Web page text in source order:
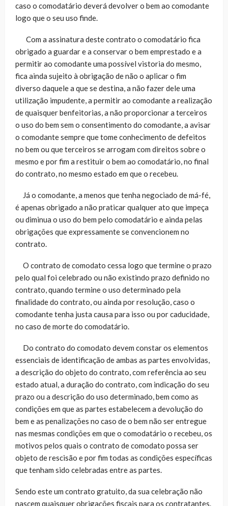
caso o comodatário deverá devolver o bem ao comodante
logo que o seu uso finde.
Com a assinatura deste contrato o comodatário fica
obrigado a guardar e a conservar o bem emprestado e a
permitir ao comodante uma possível vistoria do mesmo,
fica ainda sujeito à obrigação de não o aplicar o fim
diverso daquele a que se destina, a não fazer dele uma
utilização impudente, a permitir ao comodante a realização
de quaisquer benfeitorias, a não proporcionar a terceiros
o uso do bem sem o consentimento do comodante, a avisar
o comodante sempre que tome conhecimento de defeitos
no bem ou que terceiros se arrogam com direitos sobre o
mesmo e por fim a restituir o bem ao comodatário, no final
do contrato, no mesmo estado em que o recebeu.
Já o comodante, a menos que tenha negociado de má-fé,
é apenas obrigado a não praticar qualquer ato que impeça
ou diminua o uso do bem pelo comodatário e ainda pelas
obrigações que expressamente se convencionem no
contrato.
O contrato de comodato cessa logo que termine o prazo
pelo qual foi celebrado ou não existindo prazo definido no
contrato, quando termine o uso determinado pela
finalidade do contrato, ou ainda por resolução, caso o
comodante tenha justa causa para isso ou por caducidade,
no caso de morte do comodatário.
Do contrato do comodato devem constar os elementos
essenciais de identificação de ambas as partes envolvidas,
a descrição do objeto do contrato, com referência ao seu
estado atual, a duração do contrato, com indicação do seu
prazo ou a descrição do uso determinado, bem como as
condições em que as partes estabelecem a devolução do
bem e as penalizações no caso de o bem não ser entregue
nas mesmas condições em que o comodatário o recebeu, os
motivos pelos quais o contrato de comodato possa ser
objeto de rescisão e por fim todas as condições específicas
que tenham sido celebradas entre as partes.
Sendo este um contrato gratuito, da sua celebração não
nascem quaisquer obrigações fiscais para os contratantes.